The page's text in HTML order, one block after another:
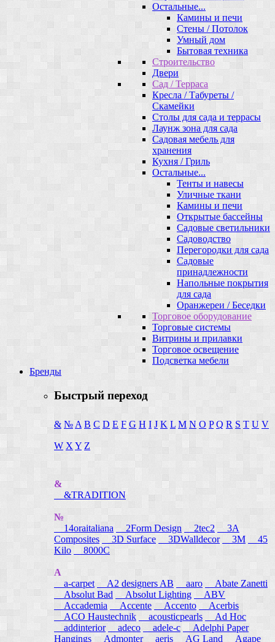
Остальные...
Камины и печи
Стены / Потолок
Умный дом
Бытовая техника
Строительство
Двери
Сад / Терраса
Кресла / Табуреты /
Скамейки
Столы для сада и террасы
Лаунж зона для сада
Садовая мебель для
хранения
Кухня / Гриль
Остальные...
Тенты и навесы
Уличные ткани
Камины и печи
Открытые бассейны
Садовые светильники
Садоводство
Перегородки для сада
Садовые
принадлежности
Напольные покрытия
для сада
Оранжереи / Беседки
Торговое оборудование
Торговые системы
Витрины и прилавки
Торговое освещение
Подсветка мебели
Бренды
Быстрый переход
& № A B C D E F G H I J K L M N O P Q R S T U V
W X Y Z
&
&TRADITION
№
14oraitaliana
2Form Design 2tec2
3A
Composites
3D Surface 3DWalldecor 3M
45
Kilo
8000C
A
a-carpet
A2 designers AB aaro
Abate Zanetti
Absolut Bad
Absolut Lighting
ABV
Accademia
Accente Accento
Acerbis
ACO Haustechnik
acousticpearls
Ad Hoc
addinterior
adeco adele-c
Adelphi Paper
Hangings Admonter aeris AG Land Agape